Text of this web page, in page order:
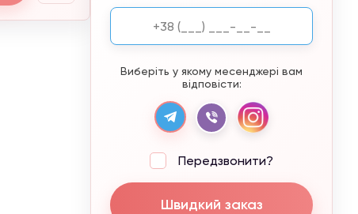
Виберіть у якому месенджері вам
відповісти:
Передзвонити?
Швидкий заказ